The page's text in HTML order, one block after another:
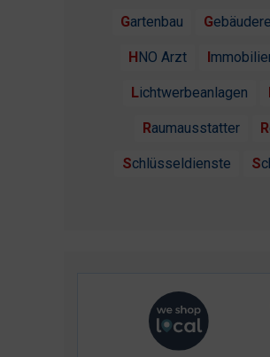
Gartenbau
HNO Arzt
Lichtwerbeanlagen
Raumausstatter
Schlüsseldienste